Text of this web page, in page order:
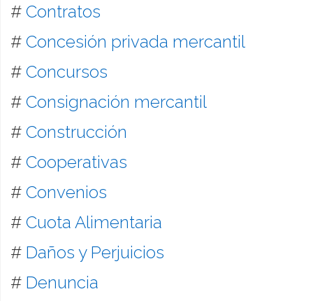
# Contratos
# Concesión privada mercantil
# Concursos
# Consignación mercantil
# Construcción
# Cooperativas
# Convenios
# Cuota Alimentaria
# Daños y Perjuicios
# Denuncia